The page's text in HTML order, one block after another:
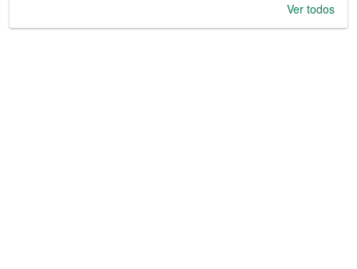
Ver todos